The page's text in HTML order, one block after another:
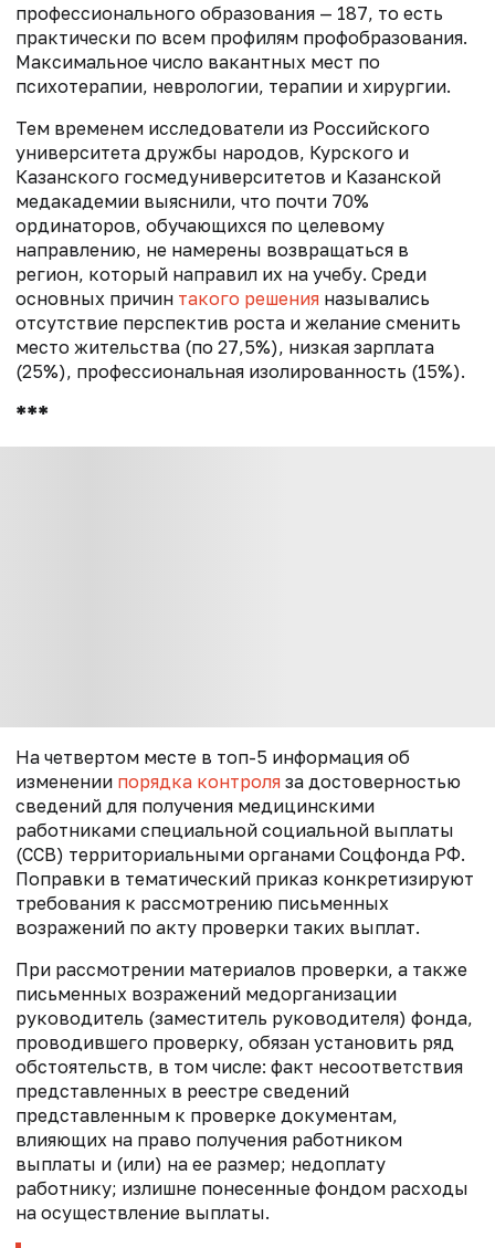
профессионального образования — 187, то есть
практически по всем профилям профобразования.
Максимальное число вакантных мест по
психотерапии, неврологии, терапии и хирургии.
Тем временем исследователи из Российского
университета дружбы народов, Курского и
Казанского госмедуниверситетов и Казанской
медакадемии выяснили, что почти 70%
ординаторов, обучающихся по целевому
направлению, не намерены возвращаться в
регион, который направил их на учебу. Среди
основных причин такого решения назывались
отсутствие перспектив роста и желание сменить
место жительства (по 27,5%), низкая зарплата
(25%), профессиональная изолированность (15%).
***
На четвертом месте в топ-5 информация об
изменении порядка контроля за достоверностью
сведений для получения медицинскими
работниками специальной социальной выплаты
(ССВ) территориальными органами Соцфонда РФ.
Поправки в тематический приказ конкретизируют
требования к рассмотрению письменных
возражений по акту проверки таких выплат.
При рассмотрении материалов проверки, а также
письменных возражений медорганизации
руководитель (заместитель руководителя) фонда,
проводившего проверку, обязан установить ряд
обстоятельств, в том числе: факт несоответствия
представленных в реестре сведений
представленным к проверке документам,
влияющих на право получения работником
выплаты и (или) на ее размер; недоплату
работнику; излишне понесенные фондом расходы
на осуществление выплаты.